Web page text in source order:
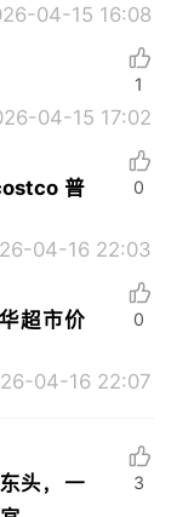
04-15 16:08
04-15 17:02
1
普
04-16 22:03
0
超市价
04-16 22:07
0
头，一
3